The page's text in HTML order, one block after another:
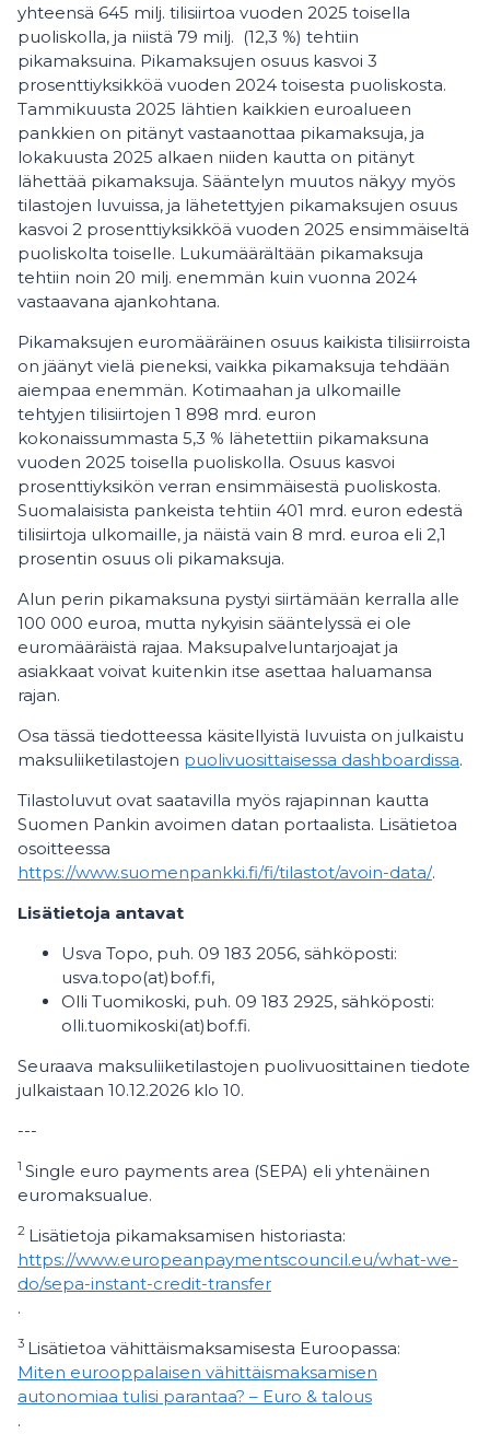
yhteensä 645 milj. tilisiirtoa vuoden 2025 toisella
puoliskolla, ja niistä 79 milj. (12,3 %) tehtiin
pikamaksuina. Pikamaksujen osuus kasvoi 3
prosenttiyksikköä vuoden 2024 toisesta puoliskosta.
Tammikuusta 2025 lähtien kaikkien euroalueen
pankkien on pitänyt vastaanottaa pikamaksuja, ja
lokakuusta 2025 alkaen niiden kautta on pitänyt
lähettää pikamaksuja. Sääntelyn muutos näkyy myös
tilastojen luvuissa, ja lähetettyjen pikamaksujen osuus
kasvoi 2 prosenttiyksikköä vuoden 2025 ensimmäiseltä
puoliskolta toiselle. Lukumäärältään pikamaksuja
tehtiin noin 20 milj. enemmän kuin vuonna 2024
vastaavana ajankohtana.
Pikamaksujen euromääräinen osuus kaikista tilisiirroista
on jäänyt vielä pieneksi, vaikka pikamaksuja tehdään
aiempaa enemmän. Kotimaahan ja ulkomaille
tehtyjen tilisiirtojen 1 898 mrd. euron
kokonaissummasta 5,3 % lähetettiin pikamaksuna
vuoden 2025 toisella puoliskolla. Osuus kasvoi
prosenttiyksikön verran ensimmäisestä puoliskosta.
Suomalaisista pankeista tehtiin 401 mrd. euron edestä
tilisiirtoja ulkomaille, ja näistä vain 8 mrd. euroa eli 2,1
prosentin osuus oli pikamaksuja.
Alun perin pikamaksuna pystyi siirtämään kerralla alle
100 000 euroa, mutta nykyisin sääntelyssä ei ole
euromääräistä rajaa. Maksupalveluntarjoajat ja
asiakkaat voivat kuitenkin itse asettaa haluamansa
rajan.
Osa tässä tiedotteessa käsitellyistä luvuista on julkaistu
maksuliiketilastojen puolivuosittaisessa dashboardissa.
Tilastoluvut ovat saatavilla myös rajapinnan kautta
Suomen Pankin avoimen datan portaalista. Lisätietoa
osoitteessa
https://www.suomenpankki.fi/fi/tilastot/avoin-data/.
Lisätietoja antavat
Usva Topo, puh. 09 183 2056, sähköposti:
usva.topo(at)bof.fi,
Olli Tuomikoski, puh. 09 183 2925, sähköposti:
olli.tuomikoski(at)bof.fi.
Seuraava maksuliiketilastojen puolivuosittainen tiedote
julkaistaan 10.12.2026 klo 10.
---
1 Single euro payments area (SEPA) eli yhtenäinen
euromaksualue.
2 Lisätietoja pikamaksamisen historiasta:
https://www.europeanpaymentscouncil.eu/what-we-
do/sepa-instant-credit-transfer
.
3 Lisätietoa vähittäismaksamisesta Euroopassa:
Miten eurooppalaisen vähittäismaksamisen
autonomiaa tulisi parantaa? – Euro & talous
.